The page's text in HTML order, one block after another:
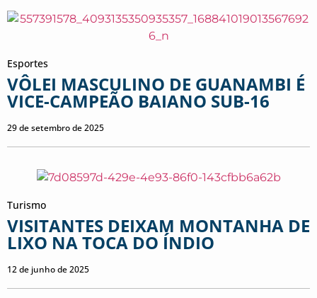
Esportes
VÔLEI MASCULINO DE GUANAMBI É
VICE-CAMPEÃO BAIANO SUB-16
29 de setembro de 2025
Turismo
VISITANTES DEIXAM MONTANHA DE
LIXO NA TOCA DO ÍNDIO
12 de junho de 2025